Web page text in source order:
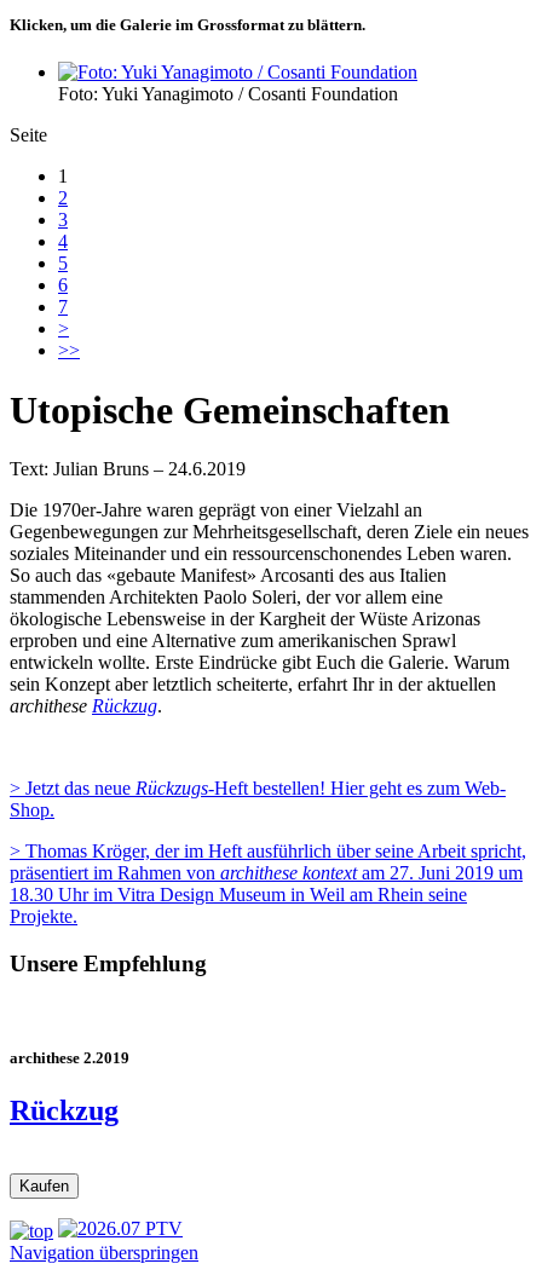
Klicken, um die Galerie im Grossformat zu blättern.
Foto: Yuki Yanagimoto / Cosanti Foundation
Seite
1
2
3
4
5
6
7
>
>>
Utopische Gemeinschaften
Text: Julian Bruns – 24.6.2019
Die 1970er-Jahre waren geprägt von einer Vielzahl an
Gegenbewegungen zur Mehrheitsgesellschaft, deren Ziele ein neues
soziales Miteinander und ein ressourcenschonendes Leben waren.
So auch das «gebaute Manifest» Arcosanti des aus Italien
stammenden Architekten Paolo Soleri, der vor allem eine
ökologische Lebensweise in der Kargheit der Wüste Arizonas
erproben und eine Alternative zum amerikanischen Sprawl
entwickeln wollte. Erste Eindrücke gibt Euch die Galerie. Warum
sein Konzept aber letztlich scheiterte, erfahrt Ihr in der aktuellen
archithese Rückzug.
> Jetzt das neue Rückzugs-Heft bestellen! Hier geht es zum Web-
Shop.
> Thomas Kröger, der im Heft ausführlich über seine Arbeit spricht,
präsentiert im Rahmen von archithese kontextam 27. Juni 2019 um
18.30 Uhr im Vitra Design Museum in Weil am Rhein seine
Projekte.
Unsere Empfehlung
archithese 2.2019
Rückzug
Navigation überspringen